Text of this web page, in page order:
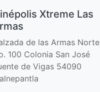
Xtreme Las
de las Armas Norte
100 Colonia San José
de Vigas 54090